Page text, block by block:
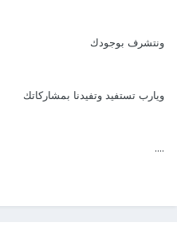
ونتشرف بوجودك
ويارب تستفيد وتفيدنا بمشاركاتك
....